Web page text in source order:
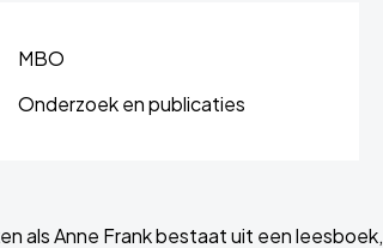
MBO
Onderzoek en publicaties
als Anne Frank bestaat uit een leesboek,